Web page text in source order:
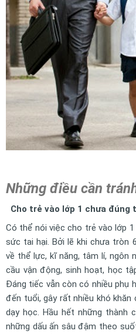
Những điều cần
Cho trẻ vào lớp 1 chưa đúng
Có thể nói việc cho trẻ vào lớp
sức tai hại. Bởi lẽ khi chưa tròn
về thể lực, kĩ năng, tâm lí, ngôn
cầu vận động, sinh hoạt, học
Đáng tiếc vẫn còn có nhiều phụ
đến tuổi, gây rất nhiều khó
dạy học. Hầu hết những thành
những dấu ấn sâu đậm theo